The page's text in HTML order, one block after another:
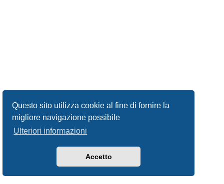
Questo sito utilizza cookie al fine di fornire la
migliore navigazione possibile
Ulteriori informazioni
Accetto